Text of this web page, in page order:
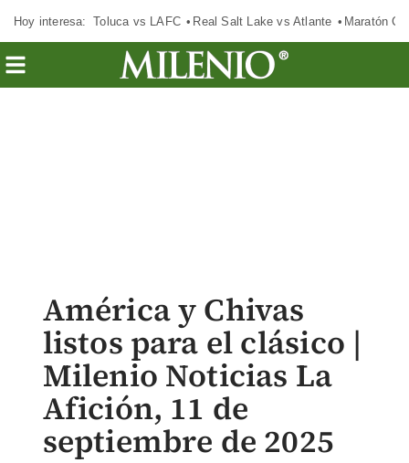
Hoy interesa: Toluca vs LAFC Real Salt Lake vs Atlante Maratón
América y Chivas
listos para el clásico |
Milenio Noticias La
Afición, 11 de
septiembre de 2025